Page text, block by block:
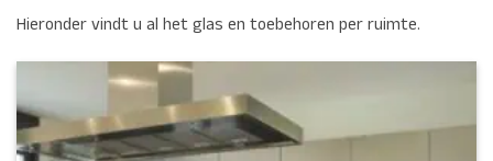
Hieronder vindt u al het glas en toebehoren per ruimte.